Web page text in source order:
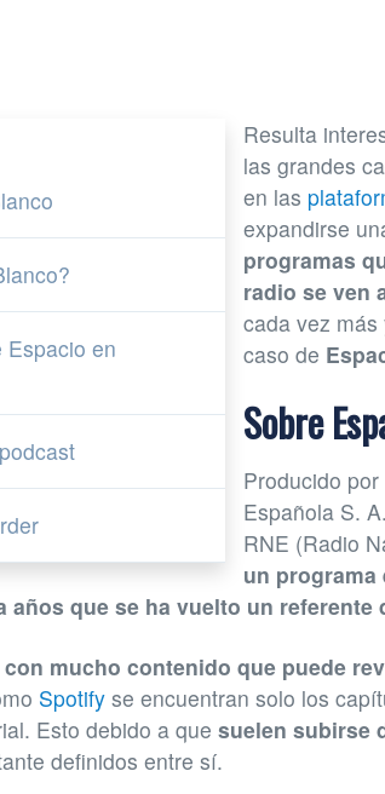
Espacio en
Resulta
las grandes
en las
expandirse
programas
radio se ven
cada vez
caso de
Sobre
Producido
Española S.
RNE (Radio
un
años que se ha vuelto un
mucho contenido que puede
Spotify se encuentran solo los
Esto debido a que suelen subirse
definidos entre sí.